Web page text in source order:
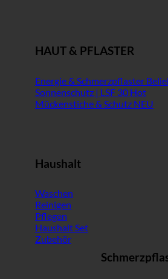
HAUT & PFLASTER
Energie & Schmerzpflaster
Sonnenschutz | LSF 30
Mückenstiche & Schutz
Haushalt
Waschen
Reinigen
Pflegen
Haushalt Set
Zubehör